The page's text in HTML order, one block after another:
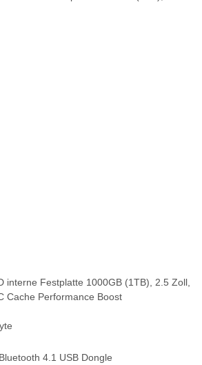
interne Festplatte 1000GB (1TB), 2.5 Zoll,
Cache Performance Boost